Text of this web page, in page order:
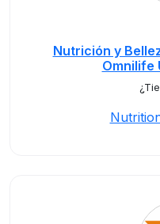
Nutrición y
Omnilife